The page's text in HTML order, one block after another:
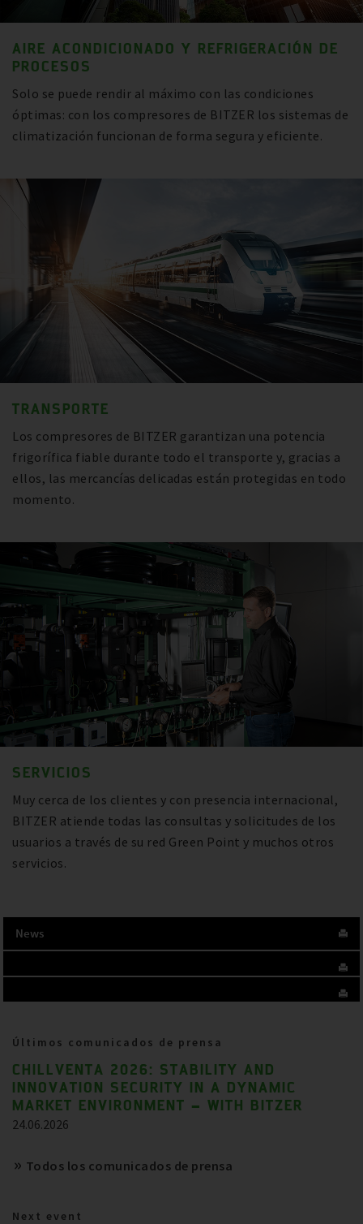
AIRE ACONDICIONADO Y REFRIGERACIÓN DE
PROCESOS
Solo se puede rendir al máximo con las condiciones
óptimas: con los compresores de BITZER los sistemas de
climatización funcionan de forma segura y eficiente.
TRANSPORTE
Los compresores de BITZER garantizan una potencia
frigorífica fiable durante todo el transporte y, gracias a
ellos, las mercancías delicadas están protegidas en todo
momento.
SERVICIOS
Muy cerca de los clientes y con presencia internacional,
BITZER atiende todas las consultas y solicitudes de los
usuarios a través de su red Green Point y muchos otros
servicios.
News
BITZER IN ACTION
BITZER recommendations for future-
Últimos comunicados de prensa
CHILLVENTA 2026: STABILITY AND
INNOVATION SECURITY IN A DYNAMIC
MARKET ENVIRONMENT – WITH BITZER
24.06.2026
Todos los comunicados de prensa
Next event